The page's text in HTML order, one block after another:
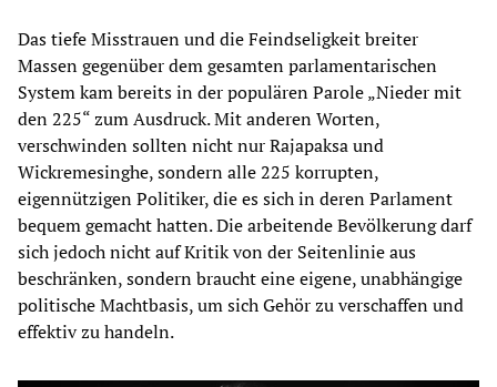
Das tiefe Misstrauen und die Feindseligkeit breiter
Massen gegenüber dem gesamten parlamentarischen
System kam bereits in der populären Parole „Nieder mit
den 225“ zum Ausdruck. Mit anderen Worten,
verschwinden sollten nicht nur Rajapaksa und
Wickremesinghe, sondern alle 225 korrupten,
eigennützigen Politiker, die es sich in deren Parlament
bequem gemacht hatten. Die arbeitende Bevölkerung darf
sich jedoch nicht auf Kritik von der Seitenlinie aus
beschränken, sondern braucht eine eigene, unabhängige
politische Machtbasis, um sich Gehör zu verschaffen und
effektiv zu handeln.